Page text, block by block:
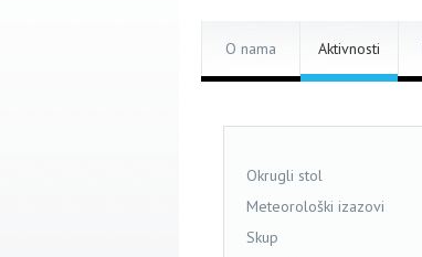
O nama Aktivnosti
Okrugli stol
Meteorološki izazovi
Skup